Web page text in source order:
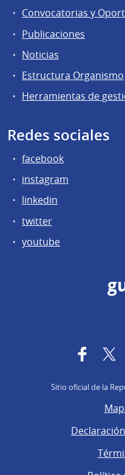
Convocatorias y
Publicaciones
Noticias
Estructura Organismo
Herramientas de
Redes sociales
facebook
instagram
linkedin
twitter
youtube
Sitio oficial de la